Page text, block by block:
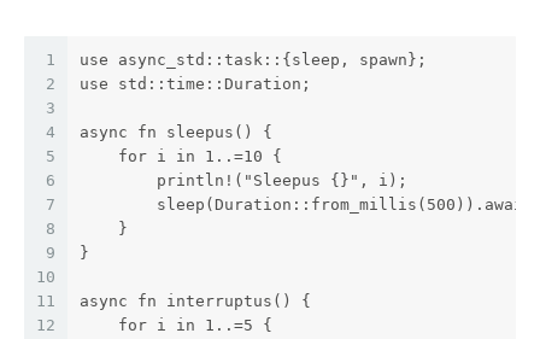
1
2
3
4
5
6
7
8
9
10
11
12
use async_std::task::{sleep, spawn};
use std::time::Duration;
async fn sleepus() {
    for i in 1..=10 {
        println!("Sleepus {}", i);
    }
}
async fn interruptus() {
    for i in 1..=5 {